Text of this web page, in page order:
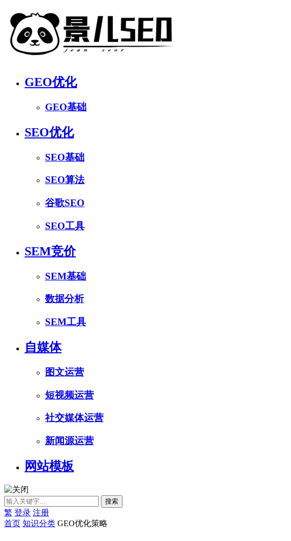
GEO优化
GEO基础
SEO优化
SEO基础
SEO算法
谷歌SEO
SEO工具
SEM竞价
SEM基础
数据分析
SEM工具
自媒体
图文运营
短视频运营
社交媒体运营
新闻源运营
网站模板
繁 登录 注册
首页 知识分类 GEO优化策略